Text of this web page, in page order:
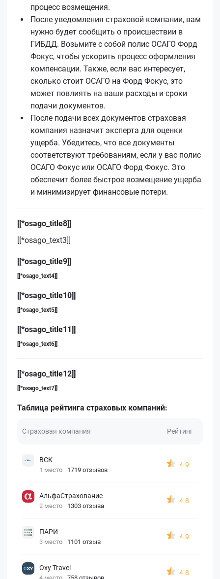
процесс возмещения.
После уведомления страховой компании, вам
нужно будет сообщить о происшествии в
ГИБДД. Возьмите с собой полис ОСАГО Форд
Фокус, чтобы ускорить процесс оформления
компенсации. Также, если вас интересует,
сколько стоит ОСАГО на Форд Фокус, это
может повлиять на ваши расходы и сроки
подачи документов.
После подачи всех документов страховая
компания назначит эксперта для оценки
ущерба. Убедитесь, что все документы
соответствуют требованиям, если у вас полис
ОСАГО Фокус или ОСАГО Форд Фокус. Это
обеспечит более быстрое возмещение ущерба
и минимизирует финансовые потери.
[[*osago_title8]]
[[*osago_text3]]
[[*osago_title9]]
[[*osago_text4]]
[[*osago_title10]]
[[*osago_text5]]
[[*osago_title11]]
[[*osago_text6]]
[[*osago_title12]]
[[*osago_text7]]
Таблица рейтинга страховых компаний:
Страховая компания Рейтинг
ВСК
1 место 1719 отзывов
4.9
АльфаСтрахование
2 место 1303 отзыва
4.8
ПАРИ
3 место 1101 отзыв
4.9
Oxy Travel
4.8